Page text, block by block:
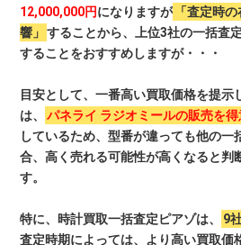
12,000,000円になりますが
「査定時
響」 することから、上位3社の一括査
することをおすすめしますが・・・
目安として、一番高い買取価格を提示
は、
パネライ ラジオミールの販売を
しているため、型番が違っても他の一
合、高く売れる可能性が高くなると判
す。
特に、時計買取一括査定ピアゾは、 9
査定時期によっては、より高い買取価